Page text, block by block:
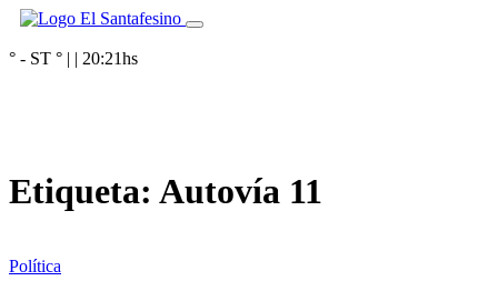
° - ST ° | | 20:21hs
Etiqueta: Autovía 11
Política